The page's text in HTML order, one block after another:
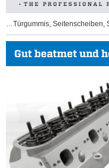
…Türgummis, Seitenscheiben,
Gut beatmet und